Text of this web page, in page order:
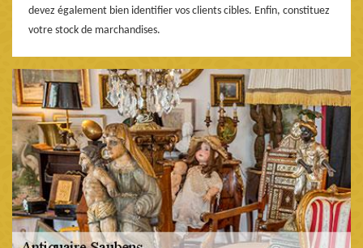
devez également bien identifier vos clients cibles. Enfin, constituez
votre stock de marchandises.